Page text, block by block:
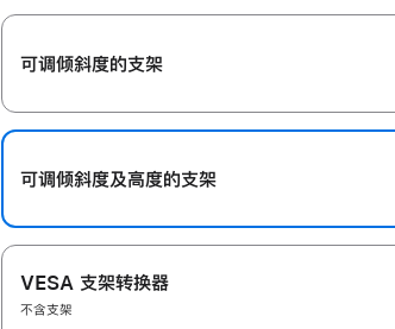
开
可调倾斜度的支架
可调倾斜度及高‍度的支‍架
VESA 支架转换器
不含支架